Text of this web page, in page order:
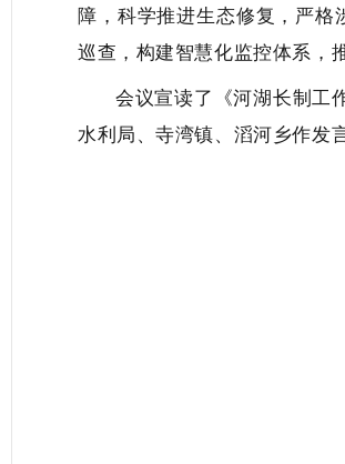
障，科学推进生态修复，严格
巡查，构建智慧化监控体系，
会议宣读了《河湖长制工
水利局、寺湾镇、滔河乡作发言